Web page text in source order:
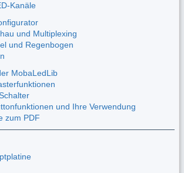
Kanäle
und Multiplexing
und Regenbogen
MobaLedLib
und Ihre Verwendung
zum PDF